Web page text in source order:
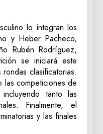
lo integran los
y Heber Pacheco,
Rubén Rodríguez,
se iniciará este
clasificatorias.
las competiciones de
tanto las
Finalmente, el
y las finales